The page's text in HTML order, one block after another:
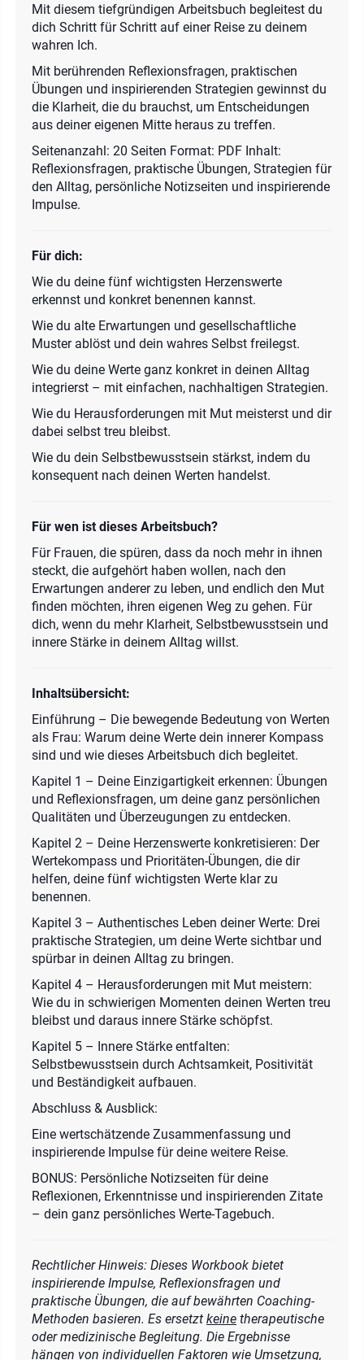
Mit diesem tiefgründigen Arbeitsbuch begleitest du
dich Schritt für Schritt auf einer Reise zu deinem
wahren Ich.
Mit berührenden Reflexionsfragen, praktischen
Übungen und inspirierenden Strategien gewinnst du
die Klarheit, die du brauchst, um Entscheidungen
aus deiner eigenen Mitte heraus zu treffen.
Seitenanzahl: 20 Seiten Format: PDF Inhalt:
Reflexionsfragen, praktische Übungen, Strategien für
den Alltag, persönliche Notizseiten und inspirierende
Impulse.
Für dich:
Wie du deine fünf wichtigsten Herzenswerte
erkennst und konkret benennen kannst.
Wie du alte Erwartungen und gesellschaftliche
Muster ablöst und dein wahres Selbst freilegst.
Wie du deine Werte ganz konkret in deinen Alltag
integrierst – mit einfachen, nachhaltigen Strategien.
Wie du Herausforderungen mit Mut meisterst und dir
dabei selbst treu bleibst.
Wie du dein Selbstbewusstsein stärkst, indem du
konsequent nach deinen Werten handelst.
Für wen ist dieses Arbeitsbuch?
Für Frauen, die spüren, dass da noch mehr in ihnen
steckt, die aufgehört haben wollen, nach den
Erwartungen anderer zu leben, und endlich den Mut
finden möchten, ihren eigenen Weg zu gehen. Für
dich, wenn du mehr Klarheit, Selbstbewusstsein und
innere Stärke in deinem Alltag willst.
Inhaltsübersicht:
Einführung – Die bewegende Bedeutung von Werten
als Frau: Warum deine Werte dein innerer Kompass
sind und wie dieses Arbeitsbuch dich begleitet.
Kapitel 1 – Deine Einzigartigkeit erkennen: Übungen
und Reflexionsfragen, um deine ganz persönlichen
Qualitäten und Überzeugungen zu entdecken.
Kapitel 2 – Deine Herzenswerte konkretisieren: Der
Wertekompass und Prioritäten-Übungen, die dir
helfen, deine fünf wichtigsten Werte klar zu
benennen.
Kapitel 3 – Authentisches Leben deiner Werte: Drei
praktische Strategien, um deine Werte sichtbar und
spürbar in deinen Alltag zu bringen.
Kapitel 4 – Herausforderungen mit Mut meistern:
Wie du in schwierigen Momenten deinen Werten treu
bleibst und daraus innere Stärke schöpfst.
Kapitel 5 – Innere Stärke entfalten:
Selbstbewusstsein durch Achtsamkeit, Positivität
und Beständigkeit aufbauen.
Abschluss & Ausblick:
Eine wertschätzende Zusammenfassung und
inspirierende Impulse für deine weitere Reise.
BONUS: Persönliche Notizseiten für deine
Reflexionen, Erkenntnisse und inspirierenden Zitate
– dein ganz persönliches Werte-Tagebuch.
Rechtlicher Hinweis: Dieses Workbook bietet
inspirierende Impulse, Reflexionsfragen und
praktische Übungen, die auf bewährten Coaching-
Methoden basieren. Es ersetzt keine therapeutische
oder medizinische Begleitung. Die Ergebnisse
hängen von individuellen Faktoren wie Umsetzung,